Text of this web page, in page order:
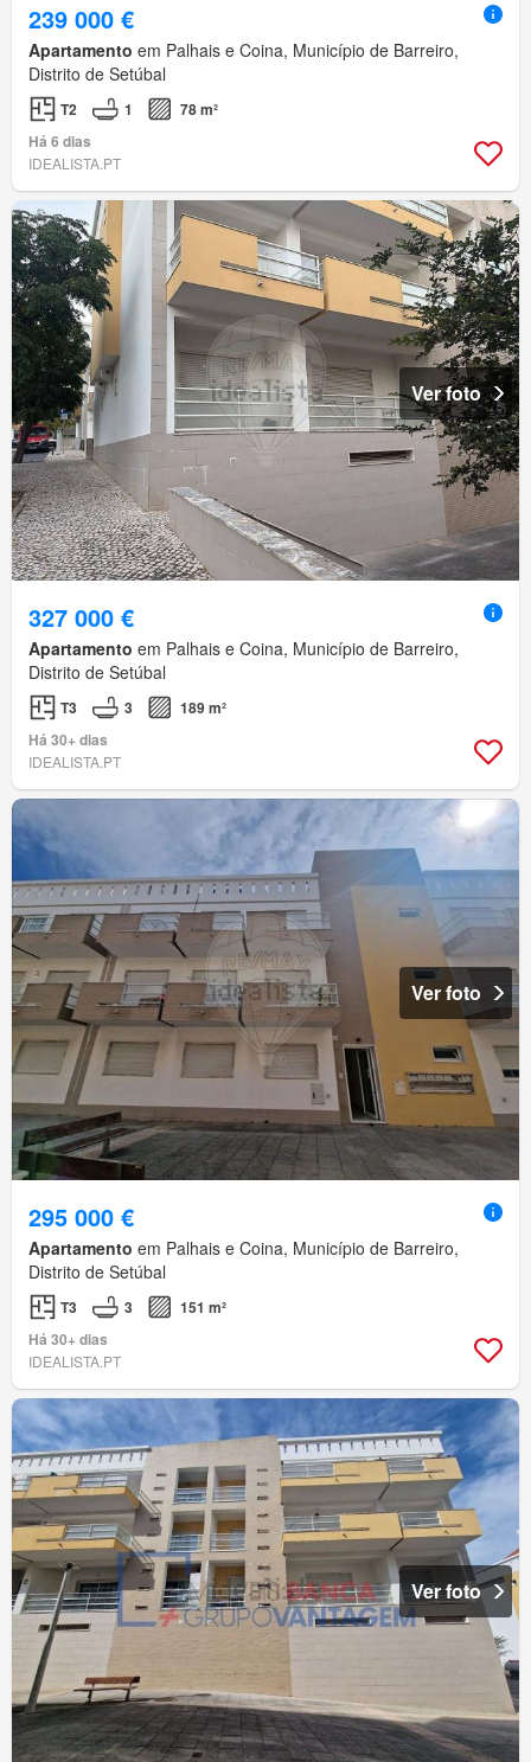
239 000 €
Apartamento em Palhais e Coina, Município de Barreiro,
Distrito de Setúbal
T2 1
78 m²
Há 6 dias
IDEALISTA.PT
Ver foto
327 000 €
Apartamento em Palhais e Coina, Município de Barreiro,
Distrito de Setúbal
T3 3
189 m²
Há 30+ dias
IDEALISTA.PT
Ver foto
295 000 €
Apartamento em Palhais e Coina, Município de Barreiro,
Distrito de Setúbal
T3 3
151 m²
Há 30+ dias
IDEALISTA.PT
Ver foto